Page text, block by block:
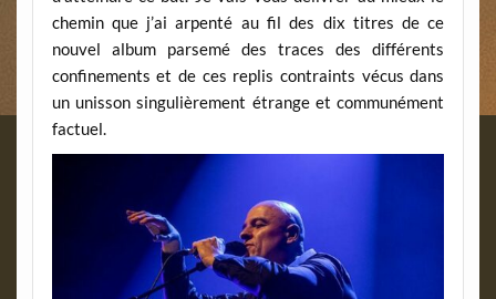
chemin que j’ai arpenté au fil des dix titres de ce
nouvel album parsemé des traces des différents
confinements et de ces replis contraints vécus dans
un unisson singulièrement étrange et communément
factuel.